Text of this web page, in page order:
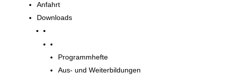
Anfahrt
Downloads
Programmhefte
Aus- und Weiterbildungen